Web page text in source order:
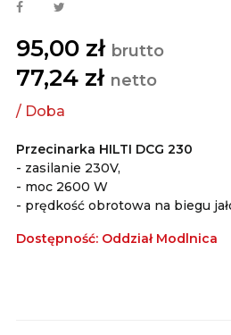
95,00 zł brutto
77,24 zł netto
Przecinarka HILTI DCG 230
- zasilanie 230V,
- moc 2600 W
- prędkość obrotowa na biegu
Dostępność: Oddział Modlnica